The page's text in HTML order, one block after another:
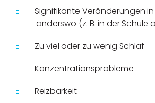
Signifikante Veränderungen
anderswo (z. B. in der Schule
Zu viel oder zu wenig Schlaf
Konzentrationsprobleme
Reizbarkeit